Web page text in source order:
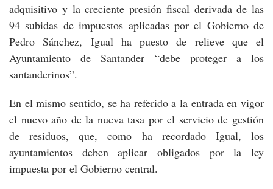
adquisitivo y la creciente presión fiscal derivada de las
94 subidas de impuestos aplicadas por el Gobierno de
Pedro Sánchez, Igual ha puesto de relieve que el
Ayuntamiento de Santander “debe proteger a los
santanderinos”.
En el mismo sentido, se ha referido a la entrada en vigor
el nuevo año de la nueva tasa por el servicio de gestión
de residuos, que, como ha recordado Igual, los
ayuntamientos deben aplicar obligados por la ley
impuesta por el Gobierno central.